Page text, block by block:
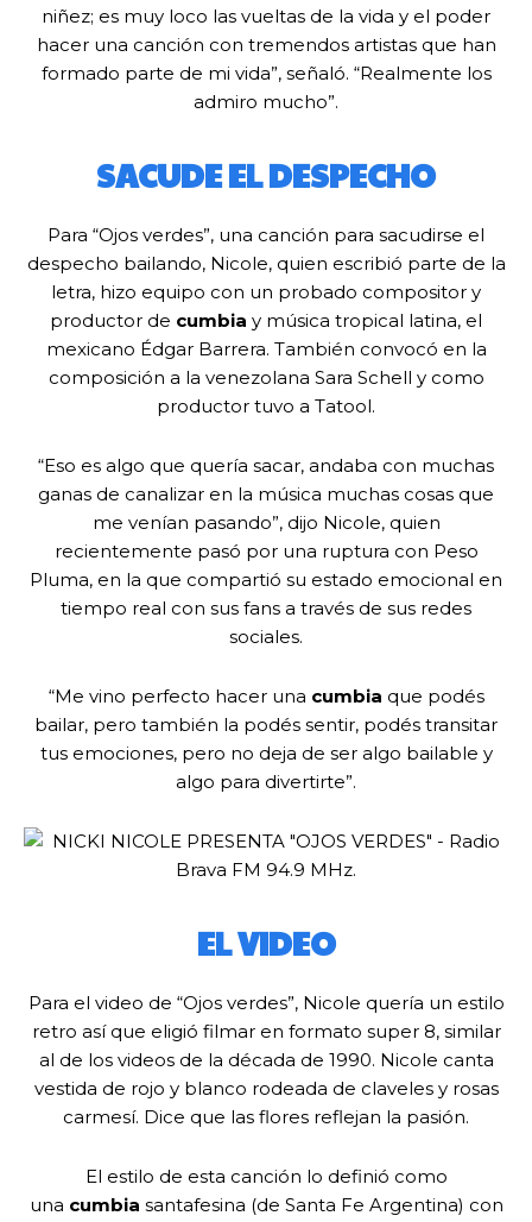
niñez; es muy loco las vueltas de la vida y el poder
hacer una canción con tremendos artistas que han
formado parte de mi vida”, señaló. “Realmente los
admiro mucho”.
SACUDE EL DESPECHO
Para “Ojos verdes”, una canción para sacudirse el
despecho bailando, Nicole, quien escribió parte de la
letra, hizo equipo con un probado compositor y
productor de cumbia y música tropical latina, el
mexicano Édgar Barrera. También convocó en la
composición a la venezolana Sara Schell y como
productor tuvo a Tatool.
“Eso es algo que quería sacar, andaba con muchas
ganas de canalizar en la música muchas cosas que
me venían pasando”, dijo Nicole, quien
recientemente pasó por una ruptura con Peso
Pluma, en la que compartió su estado emocional en
tiempo real con sus fans a través de sus redes
sociales.
“Me vino perfecto hacer una cumbia que podés
bailar, pero también la podés sentir, podés transitar
tus emociones, pero no deja de ser algo bailable y
algo para divertirte”.
EL VIDEO
Para el video de “Ojos verdes”, Nicole quería un estilo
retro así que eligió filmar en formato super 8, similar
al de los videos de la década de 1990. Nicole canta
vestida de rojo y blanco rodeada de claveles y rosas
carmesí. Dice que las flores reflejan la pasión.
El estilo de esta canción lo definió como
una cumbia santafesina (de Santa Fe Argentina) con